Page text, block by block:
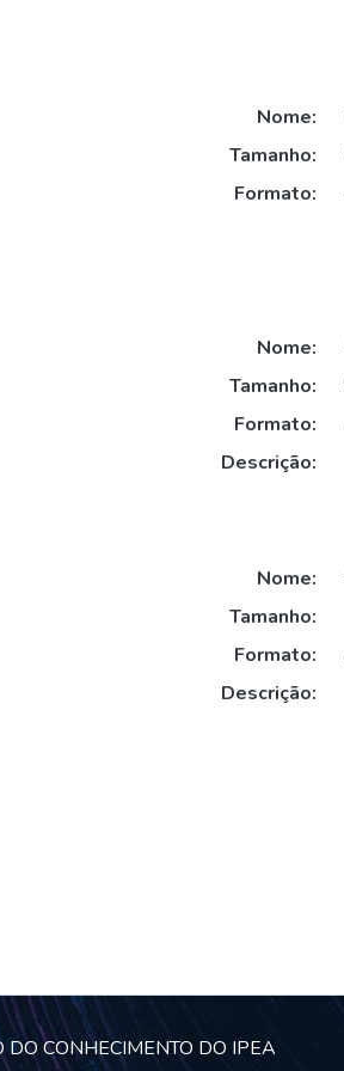
Nome:
Tamanho:
Formato:
Nome:
Tamanho:
Formato:
Descrição:
Nome:
Tamanho:
Formato:
Descrição:
DO CONHECIMENTO DO IPEA